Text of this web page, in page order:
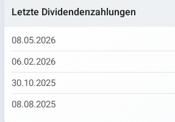
Letzte Dividendenzahlungen
08.05.2026
06.02.2026
30.10.2025
08.08.2025